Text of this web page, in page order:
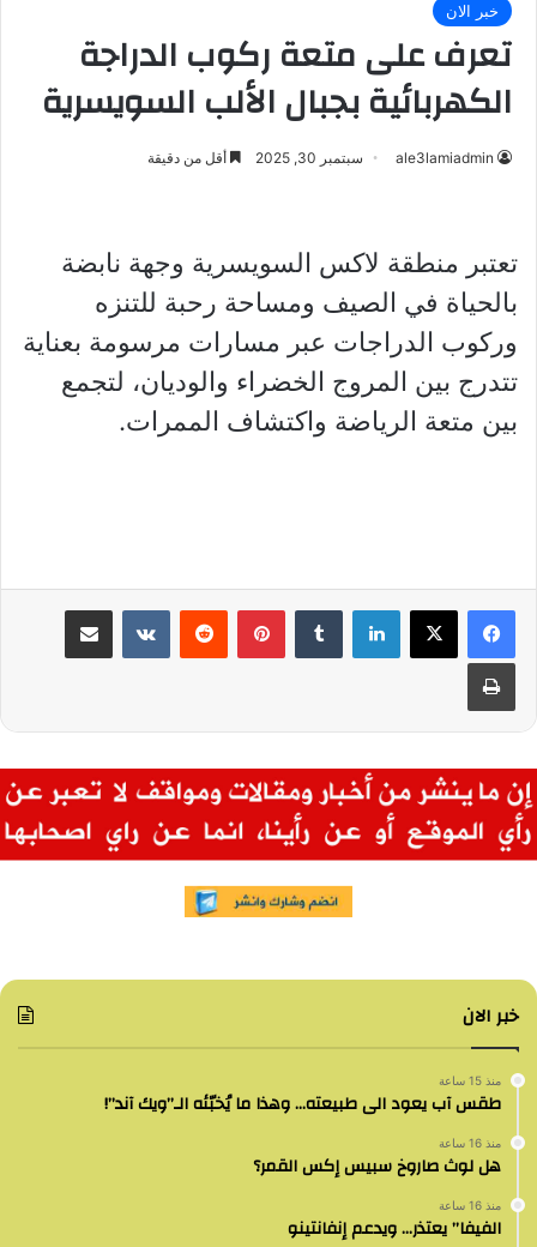
خبر الان
تعرف على متعة ركوب الدراجة
الكهربائية بجبال الألب السويسرية
ale3lamiadmin سبتمبر 30, 2025 أقل من دقيقة
تعتبر منطقة لاكس السويسرية وجهة نابضة
بالحياة في الصيف ومساحة رحبة للتنزه
وركوب الدراجات عبر مسارات مرسومة بعناية
تتدرج بين المروج الخضراء والوديان، لتجمع
بين متعة الرياضة واكتشاف الممرات.
لينكدإن بينتيريست مشاركة عبر البريد
طباعة
خبر الان
منذ 15 ساعة
طقس آب يعود الى طبيعته… وهذا ما يُخبّئه الـ”ويك آند”!
منذ 16 ساعة
هل لوث صاروخ سبيس إكس القمر؟
منذ 16 ساعة
الفيفا” يعتذر… ويدعم إنفانتينو